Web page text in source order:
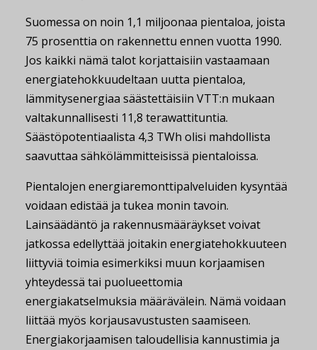
Suomessa on noin 1,1 miljoonaa pientaloa, joista
75 prosenttia on rakennettu ennen vuotta 1990.
Jos kaikki nämä talot korjattaisiin vastaamaan
energiatehokkuudeltaan uutta pientaloa,
lämmitysenergiaa säästettäisiin VTT:n mukaan
valtakunnallisesti 11,8 terawattituntia.
Säästöpotentiaalista 4,3 TWh olisi mahdollista
saavuttaa sähkölämmitteisissä pientaloissa.
Pientalojen energiaremonttipalveluiden kysyntää
voidaan edistää ja tukea monin tavoin.
Lainsäädäntö ja rakennusmääräykset voivat
jatkossa edellyttää joitakin energiatehokkuuteen
liittyviä toimia esimerkiksi muun korjaamisen
yhteydessä tai puolueettomia
energiakatselmuksia määrävälein. Nämä voidaan
liittää myös korjausavustusten saamiseen.
Energiakorjaamisen taloudellisia kannustimia ja